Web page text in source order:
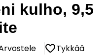
kulho, 9,5
Tykkää